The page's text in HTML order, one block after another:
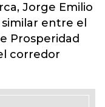
Jorge Emilio
entre el
Prosperidad
corredor